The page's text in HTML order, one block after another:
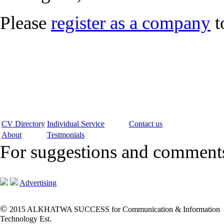
Please register as a company
CV Directory Individual Service
Contact us
About
Testmonials
For suggestions and
Advertising
© 2015 ALKHATWA SUCCESS for Communication & Information
Technology Est.